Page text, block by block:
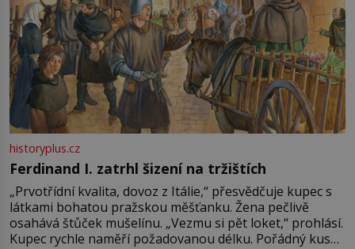
historyplus.cz
Ferdinand I. zatrhl šizení na tržištích
„Prvotřídní kvalita, dovoz z Itálie,“ přesvědčuje kupec s
látkami bohatou pražskou měšťanku. Žena pečlivě
osahává štůček mušelínu. „Vezmu si pět loket,“ prohlásí.
Kupec rychle naměří požadovanou délku. Pořádný kus